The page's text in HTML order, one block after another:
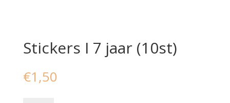
Stickers I 7 jaar (10st)
€1,50